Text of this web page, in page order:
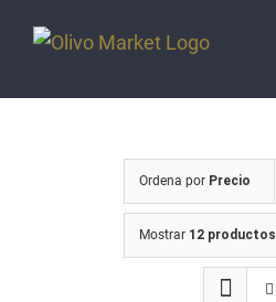
Ordena por Precio
Mostrar 12 productos